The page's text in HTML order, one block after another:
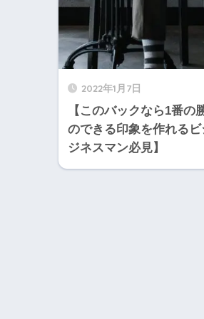
2022年1月7日
【このバックなら1番の
のできる印象を作れる
ジネスマン必見】